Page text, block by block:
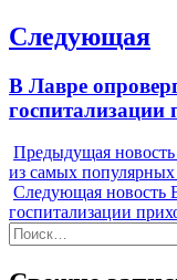
Следующая
Next
В Лавре
госпитализации
Предыдущая новость
из самых
Следующая новость
госпитализации
Найти: